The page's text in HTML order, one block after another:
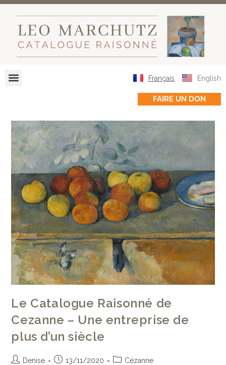
Français English
FAIRE UN DON
Le Catalogue Raisonné de
Cezanne – Une entreprise de
plus d’un siècle
Denise 13/11/2020 Cézanne